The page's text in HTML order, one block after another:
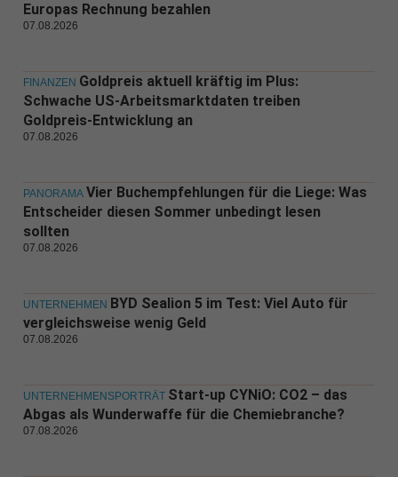
Europas Rechnung bezahlen
07.08.2026
FINANZEN Goldpreis aktuell kräftig im Plus:
Schwache US-Arbeitsmarktdaten treiben
Goldpreis-Entwicklung an
07.08.2026
PANORAMA Vier Buchempfehlungen für die Liege: Was
Entscheider diesen Sommer unbedingt lesen
sollten
07.08.2026
UNTERNEHMEN BYD Sealion 5 im Test: Viel Auto für
vergleichsweise wenig Geld
07.08.2026
UNTERNEHMENSPORTRÄT Start-up CYNiO: CO2 – das
Abgas als Wunderwaffe für die Chemiebranche?
07.08.2026